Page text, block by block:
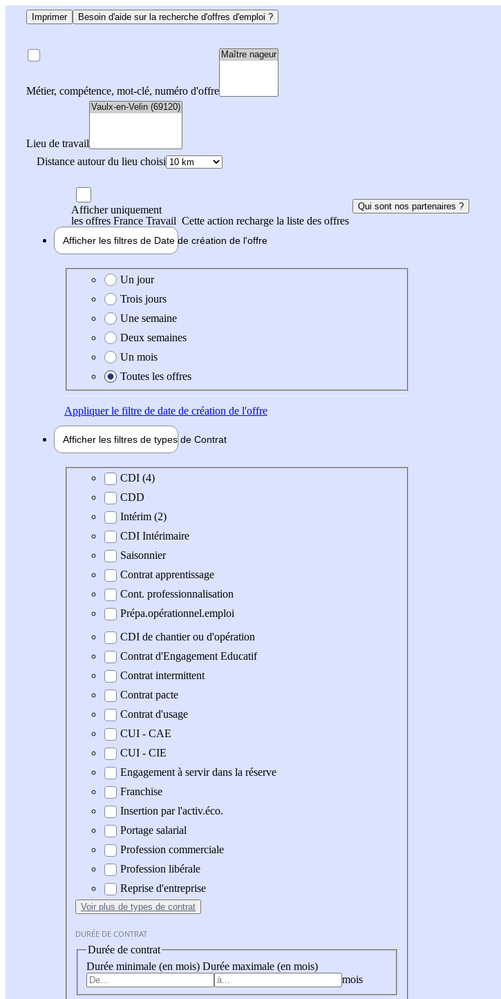
Imprimer Besoin d'aide sur la recherche d'offres d'emploi ?
Métier, compétence, mot-clé, numéro d'offre
Lieu de travail
Distance autour du lieu choisi
Afficher uniquement
les offres France Travail Cette action recharge la liste des offres
Qui sont nos partenaires ?
Afficher les filtres de Date de création de l'offre
Date de création de l'offre
Un jour
Trois jours
Une semaine
Deux semaines
Un mois
Toutes les offres
Appliquerle filtre de date de création de l'offre
Afficher les filtres de types de Contrat
Type de contrat
CDI (4)
CDD
Intérim (2)
CDI Intérimaire
Saisonnier
Contrat apprentissage
Cont. professionnalisation
Prépa.opérationnel.emploi
CDI de chantier ou d'opération
Contrat d'Engagement Educatif
Contrat intermittent
Contrat pacte
Contrat d'usage
CUI - CAE
CUI - CIE
Engagement à servir dans la réserve
Franchise
Insertion par l'activ.éco.
Portage salarial
Profession commerciale
Profession libérale
Reprise d'entreprise
Voir plus de types de contrat
DURÉE DE CONTRAT
Durée de contrat
Durée minimale (en mois) Durée maximale (en mois)
mois